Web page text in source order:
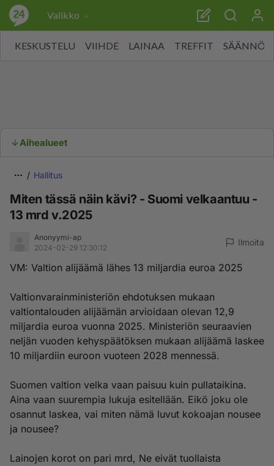
Valikko
KESKUSTELU VIIHDE LAINAA TREFFIT SÄÄNNÖT
Aihealueet
Hallitus
Miten tässä näin kävi? - Suomi velkaantuu -
13 mrd v.2025
Anonyymi-ap
2024-02-29 12:30:12
Ilmoita
VM: Valtion alijäämä lähes 13 miljardia euroa 2025
Valtionvarainministeriön ehdotuksen mukaan
valtiontalouden alijäämän arvioidaan olevan 12,9
miljardia euroa vuonna 2025. Ministeriön seuraavien
neljän vuoden kehyspäätöksen mukaan alijäämä laskee
10 miljardiin euroon vuoteen 2028 mennessä.
Suomen valtion velka vaan paisuu kuin pullataikina.
Aina vaan suurempia lukuja esitellään. Eikö joku ole
osannut laskea, vai miten nämä luvut kokoajan nousee
ja nousee?
Lainojen korot on pari mrd, Ne eivät tuollaista